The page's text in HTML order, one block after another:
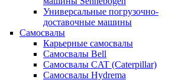
Универсальные погрузочно-
доставочные машины
Самосвалы
Карьерные самосвалы
Самосвалы Bell
Самосвалы CAT (Caterpillar)
Самосвалы Hydrema